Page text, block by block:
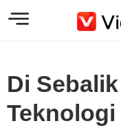
Di
Teknologi